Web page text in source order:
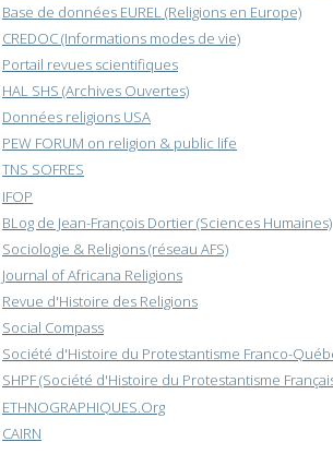
Base de données EUREL (Religions en Europe)
CREDOC (Informations modes de vie)
Portail revues scientifiques
HAL SHS (Archives Ouvertes)
Données religions USA
PEW FORUM on religion & public life
TNS SOFRES
IFOP
BLog de Jean-François Dortier (Sciences Humaines)
Sociologie & Religions (réseau AFS)
Journal of Africana Religions
Revue d'Histoire des Religions
Social Compass
Société d'Histoire du Protestantisme Franco-
SHPF (Société d'Histoire du Protestantisme
ETHNOGRAPHIQUES.Org
CAIRN